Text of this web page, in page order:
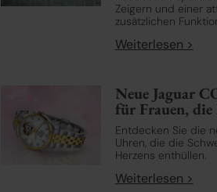
Zeigern und einer
zusätzlichen
Weiterlesen >
Neue Jaguar
für Frauen, die
Entdecken Sie die
Uhren, die die
Herzens enthüllen.
Weiterlesen >